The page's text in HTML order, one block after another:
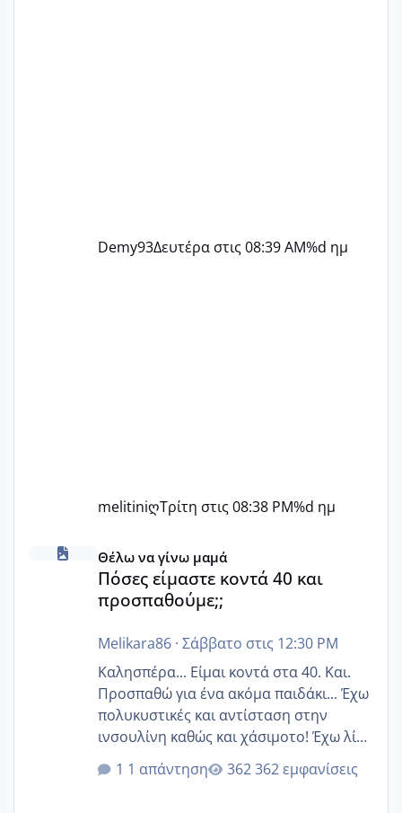
Demy93Δευτέρα στις 08:39 AM%d ημ
melitiniღΤρίτη στις 08:38 PM%d ημ
Πόσες είμαστε κοντά 40 και προσπαθούμε;;
Θέλω να γίνω μαμά
Πόσες είμαστε κοντά 40 και
προσπαθούμε;;
Melikara86· Σάββατο στις 12:30 PM
Καλησπέρα... Είμαι κοντά στα 40. Και.
Προσπαθώ για ένα ακόμα παιδάκι... Έχω
πολυκυστικές και αντίσταση στην
ινσουλίνη καθώς και χάσιμοτο! Έχω λίγα
κιλά παραπάνω και όσο κ αν προσπαθώ
δεν χάνω εύκολα! Προσπαθώ για ακόμη
1 απάντηση 362 εμφανίσεις